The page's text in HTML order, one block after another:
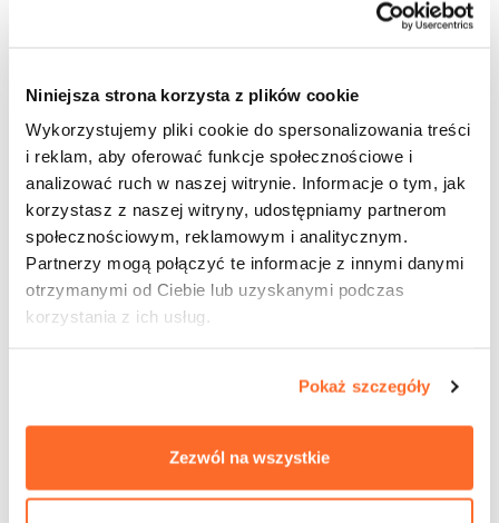
Niniejsza strona korzysta z plików cookie
Wykorzystujemy pliki cookie do spersonalizowania treści
i reklam, aby oferować funkcje społecznościowe i
analizować ruch w naszej witrynie. Informacje o tym, jak
korzystasz z naszej witryny, udostępniamy partnerom
społecznościowym, reklamowym i analitycznym.
Partnerzy mogą połączyć te informacje z innymi danymi
otrzymanymi od Ciebie lub uzyskanymi podczas
korzystania z ich usług.
Pokaż szczegóły
Zezwól na wszystkie